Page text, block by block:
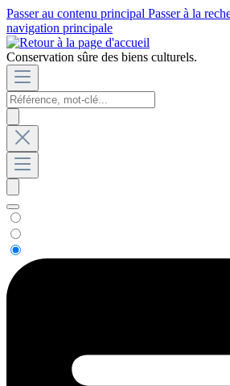
Passer au contenu principal Passer à la
navigation principale
Conservation sûre des biens culturels.